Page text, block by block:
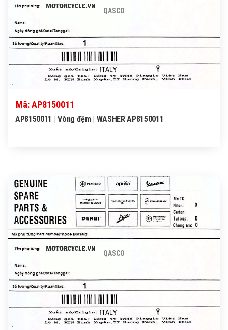
QASCO
Mã: AP8150011
AP8150011 | Vòng đệm | WASHER AP8150011
QASCO